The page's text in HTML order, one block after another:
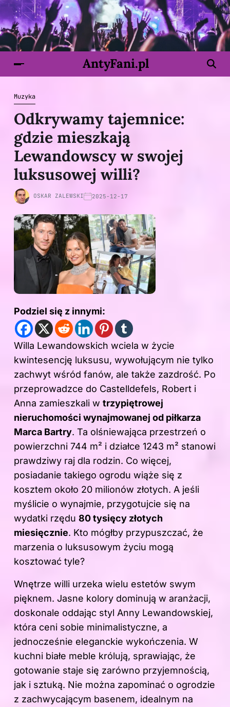
AntyFani.pl
Muzyka
Odkrywamy tajemnice:
gdzie mieszkają
Lewandowscy w swojej
luksusowej willi?
OSKAR ZALEWSKI 2025-12-17
Podziel się z innymi:
Willa Lewandowskich wciela w życie
kwintesencję luksusu, wywołującym nie tylko
zachwyt wśród fanów, ale także zazdrość. Po
przeprowadzce do Castelldefels, Robert i
Anna zamieszkali w trzypiętrowej
nieruchomości wynajmowanej od piłkarza
Marca Bartry. Ta olśniewająca przestrzeń o
powierzchni 744 m² i działce 1243 m² stanowi
prawdziwy raj dla rodzin. Co więcej,
posiadanie takiego ogrodu wiąże się z
kosztem około 20 milionów złotych. A jeśli
myślicie o wynajmie, przygotujcie się na
wydatki rzędu 80 tysięcy złotych
miesięcznie. Kto mógłby przypuszczać, że
marzenia o luksusowym życiu mogą
kosztować tyle?
Wnętrze willi urzeka wielu estetów swym
pięknem. Jasne kolory dominują w aranżacji,
doskonale oddając styl Anny Lewandowskiej,
która ceni sobie minimalistyczne, a
jednocześnie eleganckie wykończenia. W
kuchni białe meble królują, sprawiając, że
gotowanie staje się zarówno przyjemnością,
jak i sztuką. Nie można zapominać o ogrodzie
z zachwycającym basenem, idealnym na